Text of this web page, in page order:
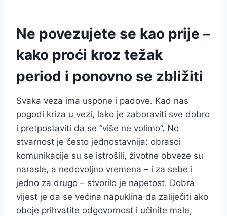
Ne povezujete se kao prije –
kako proći kroz težak
period i ponovno se zbližiti
Svaka veza ima uspone i padove. Kad nas
pogodi kriza u vezi, lako je zaboraviti sve dobro
i pretpostaviti da se “više ne volimo”. No
stvarnost je često jednostavnija: obrasci
komunikacije su se istrošili, životne obveze su
narasle, a nedovoljno vremena – i za sebe i
jedno za drugo – stvorilo je napetost. Dobra
vijest je da se većina napuklina da zaliječiti ako
oboje prihvatite odgovornost i učinite male,